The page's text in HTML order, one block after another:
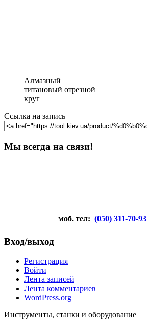
Алмазный
титановый отрезной
круг
Ссылка на запись
Мы всегда на связи!
моб. тел: (050) 311-70-93
Вход/выход
Регистрация
Войти
Лента записей
Лента комментариев
WordPress.org
Инструменты, станки и оборудование